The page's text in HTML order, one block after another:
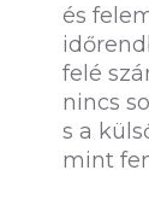
és
felé
nincs
s a
mint